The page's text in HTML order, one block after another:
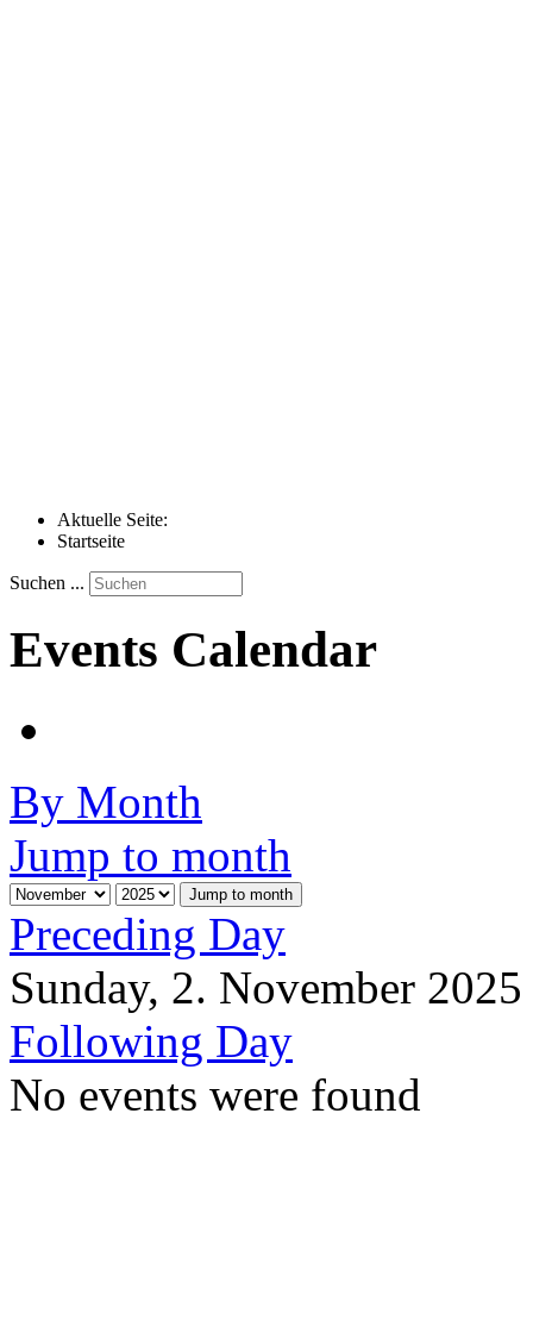
Aktuelle Seite:
Startseite
Suchen ...
Events Calendar
By Month
Jump to month
Jump to month
Preceding Day
Sunday, 2. November 2025
Following Day
No events were found